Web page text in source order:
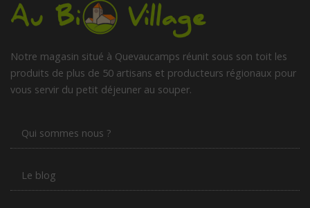
Notre magasin situé à Quevaucamps réunit sous son toit les
produits de plus de 50 artisans et producteurs régionaux pour
vous servir du petit déjeuner au souper.
Qui sommes nous ?
Le blog